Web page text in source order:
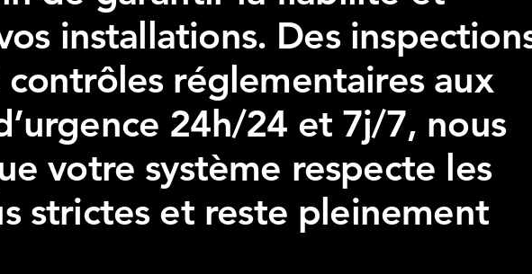
installations. Des
réglementaires aux
24h/24 et 7j/7, nous
votre système respecte les
strictes et reste pleinement